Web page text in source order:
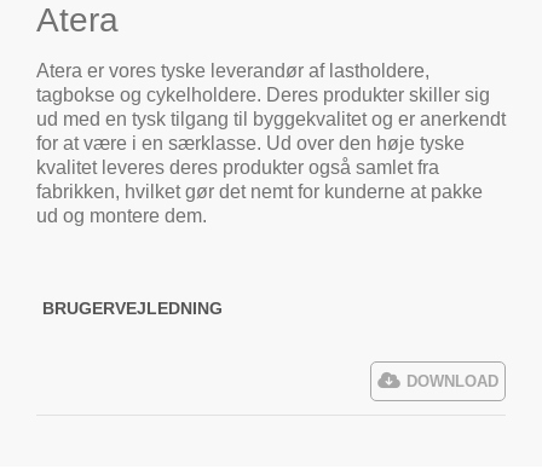
Atera
Atera er vores tyske leverandør af lastholdere,
tagbokse og cykelholdere. Deres produkter skiller sig
ud med en tysk tilgang til byggekvalitet og er anerkendt
for at være i en særklasse. Ud over den høje tyske
kvalitet leveres deres produkter også samlet fra
fabrikken, hvilket gør det nemt for kunderne at pakke
ud og montere dem.
BRUGERVEJLEDNING
DOWNLOAD